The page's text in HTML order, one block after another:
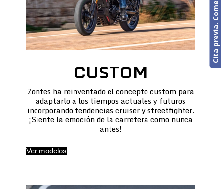
CUSTOM
Zontes ha reinventado el concepto custom para
adaptarlo a los tiempos actuales y futuros
incorporando tendencias cruiser y streetfighter.
¡Siente la emoción de la carretera como nunca
antes!
Ver modelos